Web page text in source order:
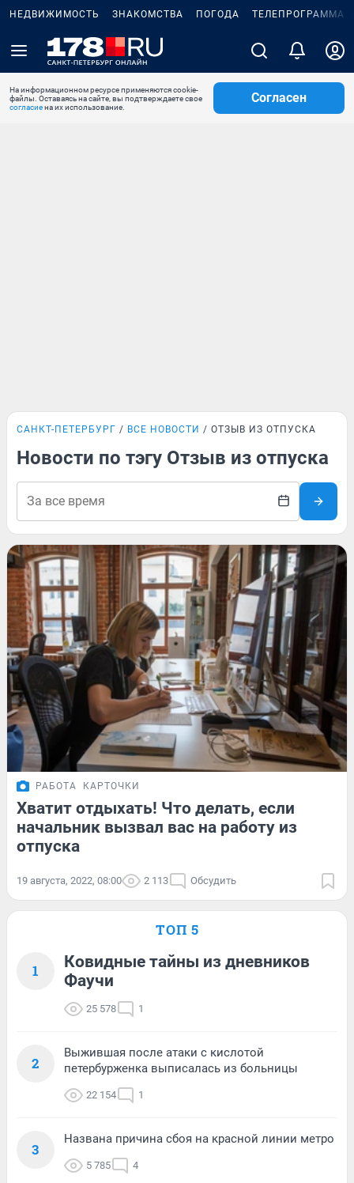
НЕДВИЖИМОСТЬ ЗНАКОМСТВА ПОГОДА ТЕЛЕПРОГРАММА
На информационном ресурсе применяются cookie-
файлы. Оставаясь на сайте, вы подтверждаете свое
согласиена их использование.
Согласен
САНКТ-ПЕТЕРБУРГ ВСЕ НОВОСТИ ОТЗЫВ ИЗ ОТПУСКА
Новости по тэгу Отзыв из отпуска
РАБОТА КАРТОЧКИ
Хватит отдыхать! Что делать, если
начальник вызвал вас на работу из
отпуска
19 августа, 2022, 08:00 2 113 Обсудить
ТОП 5
1
Ковидные тайны из дневников
Фаучи
25 578 1
2
Выжившая после атаки с кислотой
петербурженка выписалась из больницы
22 154 1
3
Названа причина сбоя на красной линии метро
5 785 4